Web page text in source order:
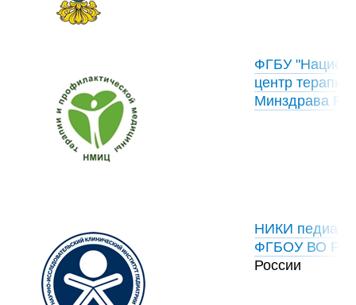
ФГБУ
центр
Минздрава
НИКИ
ФГБОУ ВО
России